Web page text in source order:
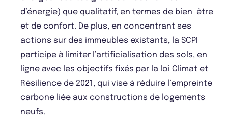
d’énergie) que qualitatif, en termes de bien-être
et de confort. De plus, en concentrant ses
actions sur des immeubles existants, la SCPI
participe à limiter l’artificialisation des sols, en
ligne avec les objectifs fixés par la loi Climat et
Résilience de 2021, qui vise à réduire l’empreinte
carbone liée aux constructions de logements
neufs.